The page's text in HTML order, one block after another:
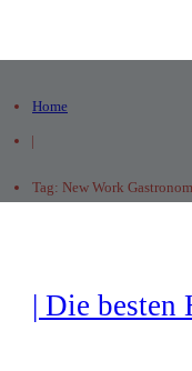
Home
|
Tag: New Work
| Die